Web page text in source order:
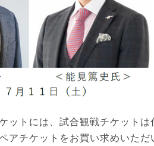
ットには、試合観戦チケットは
アチケットをお買い求めいた